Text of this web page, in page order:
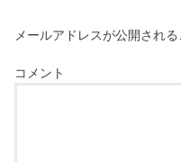
メールアドレスが公開される
コメント